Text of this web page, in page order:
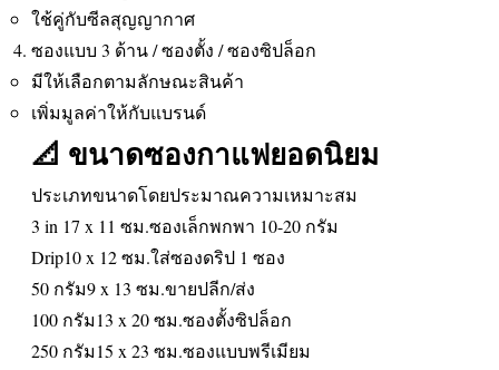
ใช้คู่กับซีลสุญญากาศ
ซองแบบ 3 ด้าน / ซองตั้ง / ซองซิปล็อก
มีให้เลือกตามลักษณะสินค้า
เพิ่มมูลค่าให้กับแบรนด์
📐 ขนาดซองกาแฟยอดนิยม
ประเภทขนาดโดยประมาณความเหมาะสม
3 in 17 x 11 ซม.ซองเล็กพกพา 10-20 กรัม
Drip10 x 12 ซม.ใส่ซองดริป 1 ซอง
50 กรัม9 x 13 ซม.ขายปลีก/ส่ง
100 กรัม13 x 20 ซม.ซองตั้งซิปล็อก
250 กรัม15 x 23 ซม.ซองแบบพรีเมียม